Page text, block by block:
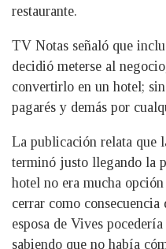
restaurante.
TV Notas señaló que
decidió meterse al
convertirlo en un hotel;
pagarés y demás por
La publicación relata que
terminó justo llegando la
hotel no era mucha
cerrar como
esposa de Vives
sabiendo que no había